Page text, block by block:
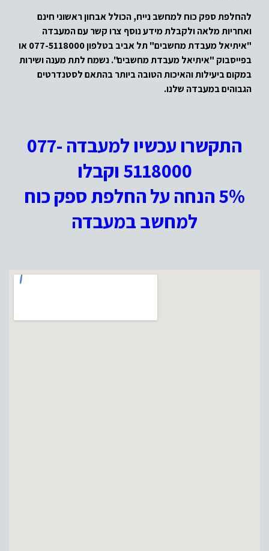
להחלפת ספק כוח למחשב נייח, הכולל אבחון ראשוני חינם
ואחריות מלאה ולקבלת מידע נוסף צרו קשר עם המעבדה
"איתיאל מעבדת מחשבים" תל אביב בטלפון 077-5118000 או
בפייסבוק "איתיאל מעבדת מחשבים".נשמח לתת מענה ושירות
במקום ביעילות והאיכות הטובה ביותר בהתאם לסטנדרטים
הגבוהים במעבדה שלנו.
התקשרו עכשיו למעבדה 077-
5118000 וקבלו
5% הנחה על החלפת ספק כוח
למחשב במעבדה